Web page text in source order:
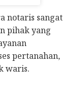
notaris sangat
pihak yang
pertanahan,
waris.